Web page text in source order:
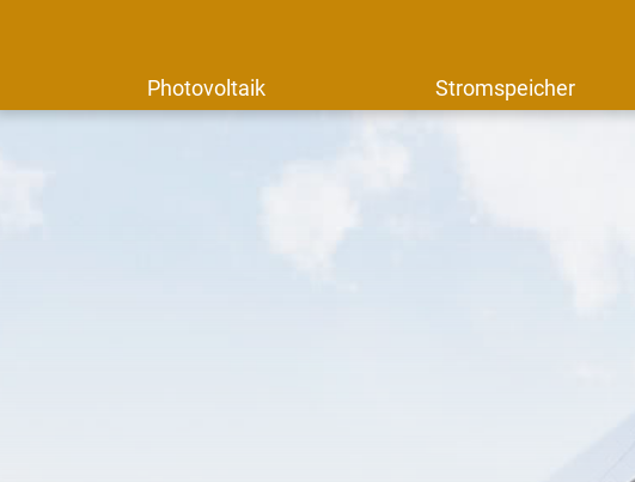
Photovoltaik Stromspeicher